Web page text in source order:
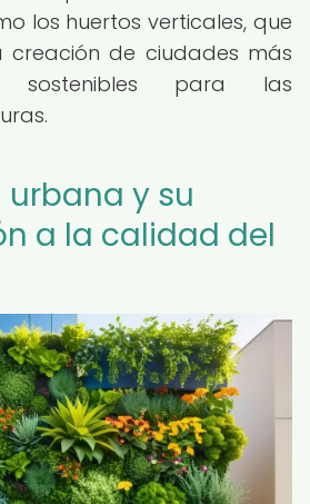
los huertos verticales, que
de ciudades más
sostenibles para las
y su
a la calidad del